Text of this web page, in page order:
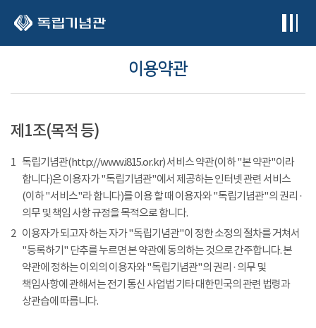
이용약관
제1조(목적 등)
1 독립기념관(http://www.i815.or.kr) 서비스 약관(이하 "본 약관"이라
합니다)은 이용자가 "독립기념관"에서 제공하는 인터넷 관련 서비스
(이하 "서비스"라 합니다)를 이용 할 때 이용자와 "독립기념관"의 권리 ·
의무 및 책임 사항 규정을 목적으로 합니다.
2 이용자가 되고자 하는 자가 "독립기념관"이 정한 소정의 절차를 거쳐서
"등록하기" 단추를 누르면 본 약관에 동의하는 것으로 간주합니다. 본
약관에 정하는 이외의 이용자와 "독립기념관"의 권리 · 의무 및
책임사항에 관해서는 전기 통신 사업법 기타 대한민국의 관련 법령과
상관습에 따릅니다.